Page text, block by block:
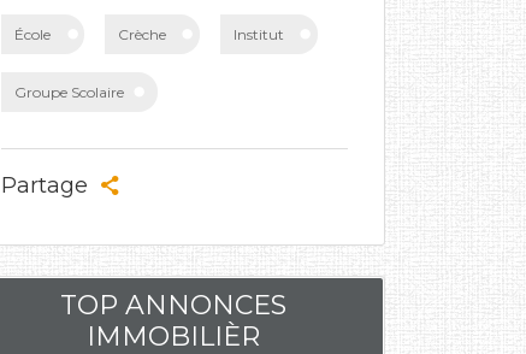
École Crèche Institut
Groupe Scolaire
Partage
TOP ANNONCES
IMMOBILIÈR